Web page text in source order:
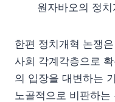
원자바오의 정
한편 정치개혁 논쟁
사회 각계각층으로
의 입장을 대변하는
노골적으로 비판하